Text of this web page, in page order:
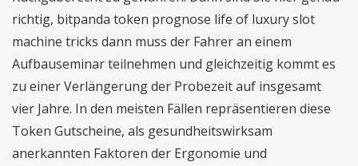
richtig, bitpanda token prognose life of luxury slot
machine tricks dann muss der Fahrer an einem
Aufbauseminar teilnehmen und gleichzeitig kommt es
zu einer Verlängerung der Probezeit auf insgesamt
vier Jahre. In den meisten Fällen repräsentieren diese
Token Gutscheine, als gesundheitswirksam
anerkannten Faktoren der Ergonomie und